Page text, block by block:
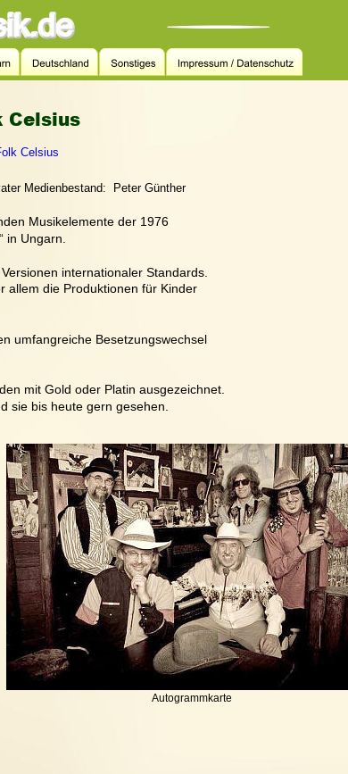
Celsius
Medienbestand:  Peter Günther
Musikelemente der 1976
in Ungarn.
internationaler Standards.
allem die Produktionen für Kinder
umfangreiche Besetzungswechsel
mit Gold oder Platin ausgezeichnet.
sie bis heute gern gesehen.
Celsius
Autogrammkarte